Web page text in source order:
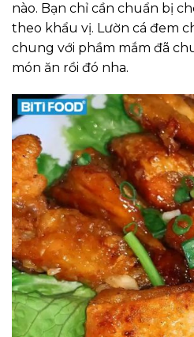
nào. Bạn chỉ cần chuẩn bị
theo khẩu vị. Lườn cá đem
chung với phầm mắm đã
món ăn rồi đó nha.